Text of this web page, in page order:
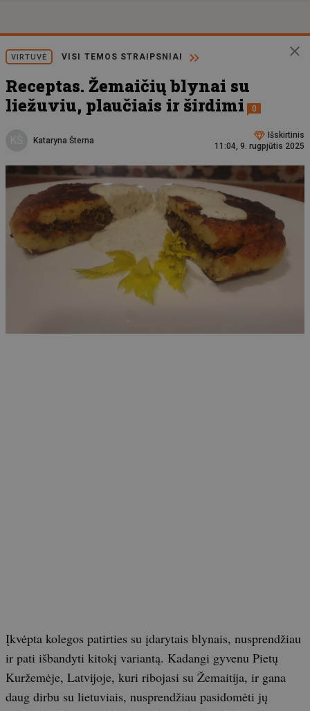
VIRTUVĖ VISI TEMOS STRAIPSNIAI
Receptas. Žemaičių blynai su
liežuviu, plaučiais ir širdimi
0
Kataryna Šterna
Išskirtinis
11:04, 9. rugpjūtis 2025
Įkvėpta kolegos patirties su įdarytais blynais, nusprendžiau
ir pati išbandyti kitokį variantą. Kadangi gyvenu Pietų
Kuržemėje, Latvijoje, kuri ribojasi su Žemaitija, ir gana
daug dirbu su lietuviais, nusprendžiau pasidomėti jų